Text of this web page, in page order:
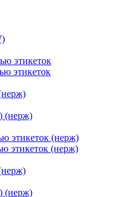
этикеток
этикеток
(нерж)
этикеток (нерж)
этикеток (нерж)
(нерж)